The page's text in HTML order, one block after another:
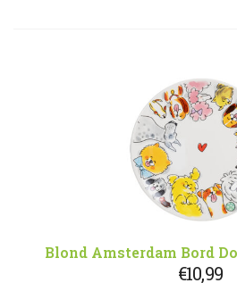
Blond Amsterdam Bord
€10,99